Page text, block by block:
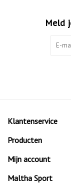
Meld
Klantenservice
Producten
Mijn account
Maltha Sport